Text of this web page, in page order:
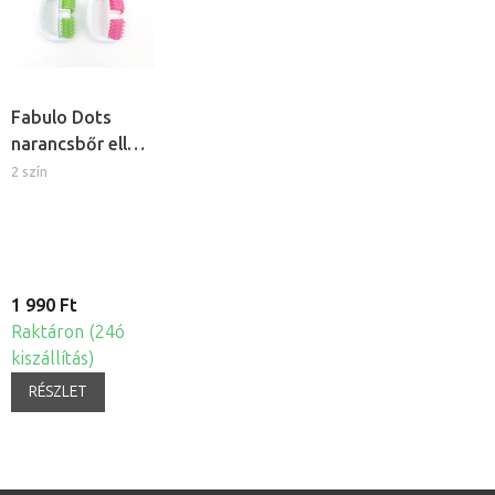
Fabulo Dots
narancsbőr elleni
masszázshenger
2 szín
1 990 Ft
Raktáron (24ó
kiszállítás)
RÉSZLET